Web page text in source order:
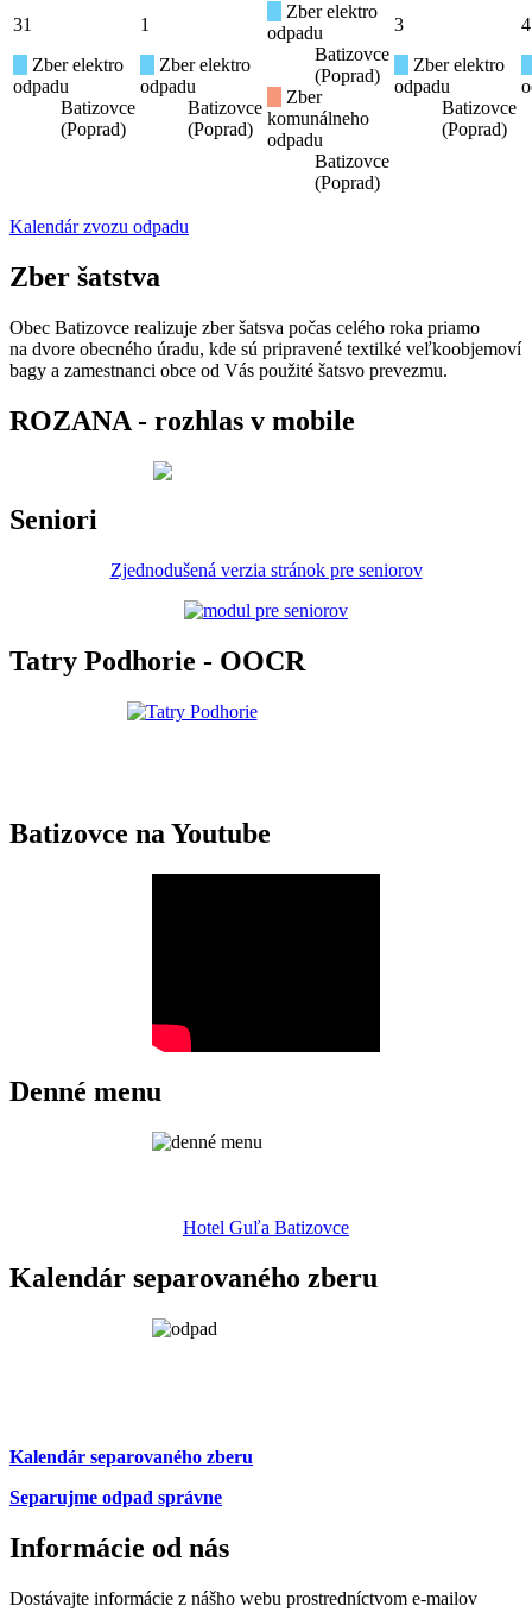
31
Zber elektro
odpadu
Batizovce
(Poprad)
1
Zber elektro
odpadu
Batizovce
(Poprad)
Zber elektro
odpadu
Batizovce
(Poprad)
Zber
komunálneho
odpadu
Batizovce
(Poprad)
3
Zber elektro
odpadu
Batizovce
(Poprad)
4
Kalendár zvozu odpadu
Zber šatstva
Obec Batizovce realizuje zber šatsva počas celého roka priamo
na dvore obecného úradu, kde sú pripravené textilké veľkoobjemoví
bagy a zamestnanci obce od Vás použité šatsvo prevezmu.
ROZANA - rozhlas v mobile
Seniori
Zjednodušená verzia stránok pre seniorov
Tatry Podhorie - OOCR
Batizovce na Youtube
Denné menu
Hotel Guľa Batizovce
Kalendár separovaného zberu
Kalendár separovaného zberu
Separujme odpad správne
Informácie od nás
Dostávajte informácie z nášho webu prostredníctvom e-mailov